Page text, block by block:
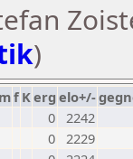
)
f Kerg elo+/-
0 2242
0 2229